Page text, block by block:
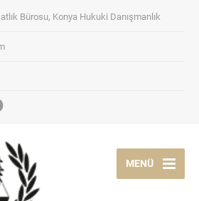
Bürosu, Konya Hukuki Danışmanlık
MENÜ